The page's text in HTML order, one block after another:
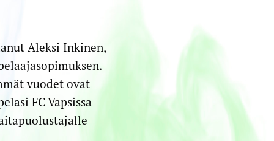
Aleksi Inkinen,
vuodet ovat
FC Vapsissa